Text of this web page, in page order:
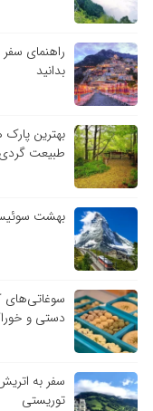
راهنمای سفر
بدانید
بهترین
طبیعت گردی
بهشت سوئیس: کشف ۱۰ مکان
سوغاتی‌های
دستی و
سفر به
توریستی